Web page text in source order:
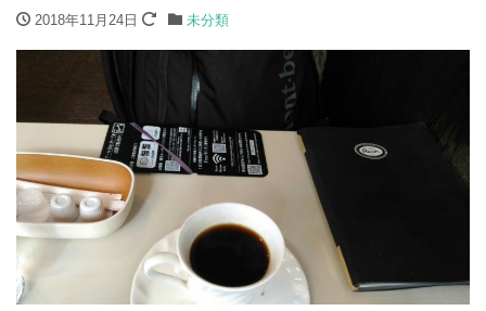
2018年11月24日 未分類